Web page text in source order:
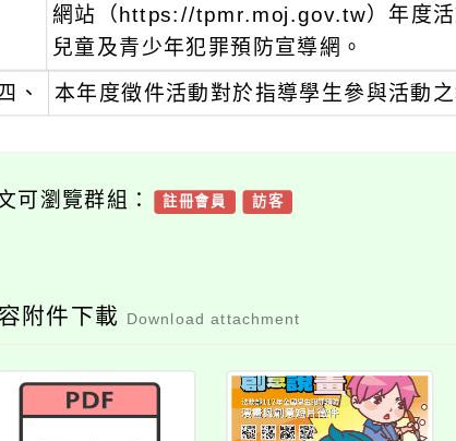
網站（https://tpmr.moj.gov.tw）年度
兒童及青少年犯罪預防宣導網。
四、
本年度徵件活動對於指導學生參與活動
可瀏覽群組： 註冊會員 訪客
附件下載 Download attachment